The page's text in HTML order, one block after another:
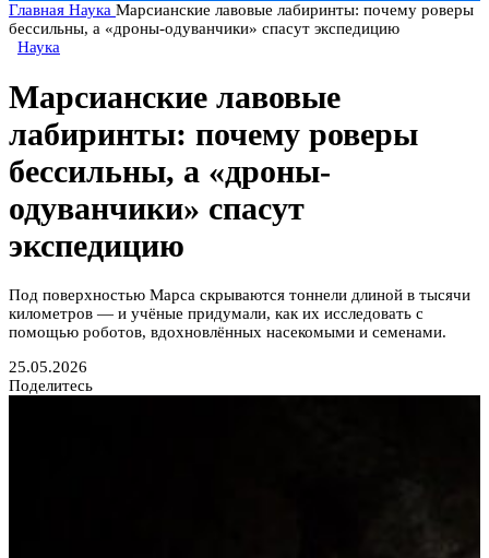
Главная Наука Марсианские лавовые лабиринты: почему роверы
бессильны, а «дроны-одуванчики» спасут экспедицию
Наука
Марсианские лавовые
лабиринты: почему роверы
бессильны, а «дроны-
одуванчики» спасут
экспедицию
Под поверхностью Марса скрываются тоннели длиной в тысячи
километров — и учёные придумали, как их исследовать с
помощью роботов, вдохновлённых насекомыми и семенами.
25.05.2026
Поделитесь